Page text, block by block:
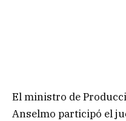
El ministro de
Anselmo participó el